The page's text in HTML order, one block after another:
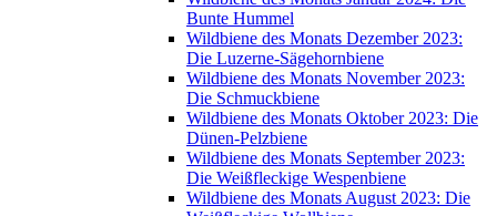
Bunte Hummel
Wildbiene des Monats Dezember 2023:
Die Luzerne-Sägehornbiene
Wildbiene des Monats November 2023:
Die Schmuckbiene
Wildbiene des Monats Oktober 2023: Die
Dünen-Pelzbiene
Wildbiene des Monats September 2023:
Die Weißfleckige Wespenbiene
Wildbiene des Monats August 2023: Die